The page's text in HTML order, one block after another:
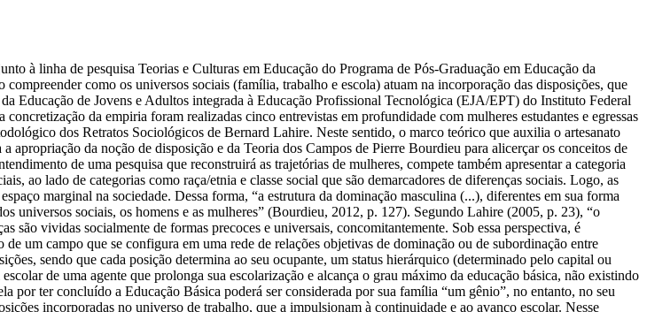
à linha de pesquisa Teorias e Culturas em Educação do Programa de Pós-Graduação em Educação da
como os universos sociais (família, trabalho e escola) atuam na incorporação das disposições, que
Educação de Jovens e Adultos integrada à Educação Profissional Tecnológica (EJA/EPT) do Instituto Federal
da empiria foram realizadas cinco entrevistas em profundidade com mulheres estudantes e egressas
dos Retratos Sociológicos de Bernard Lahire. Neste sentido, o marco teórico que auxilia o artesanato
da noção de disposição e da Teoria dos Campos de Pierre Bourdieu para alicerçar os conceitos de
de uma pesquisa que reconstruirá as trajetórias de mulheres, compete também apresentar a categoria
ao lado de categorias como raça/etnia e classe social que são demarcadores de diferenças sociais. Logo, as
marginal na sociedade. Dessa forma, “a estrutura da dominação masculina (...), diferentes em sua forma
universos sociais, os homens e as mulheres” (Bourdieu, 2012, p. 127). Segundo Lahire (2005, p. 23), “o
são vividas socialmente de formas precoces e universais, concomitantemente. Sob essa perspectiva, é
um campo que se configura em uma rede de relações objetivas de dominação ou de subordinação entre
sendo que cada posição determina ao seu ocupante, um status hierárquico (determinado pelo capital ou
de uma agente que prolonga sua escolarização e alcança o grau máximo da educação básica, não existindo
por ter concluído a Educação Básica poderá ser considerada por sua família “um gênio”, no entanto, no seu
incorporadas no universo de trabalho, que a impulsionam à continuidade e ao avanço escolar. Nesse